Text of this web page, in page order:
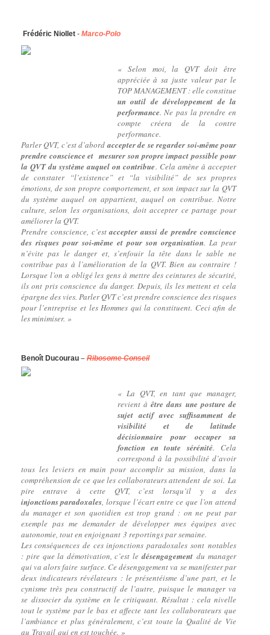
Frédéric Niollet- Marco-Polo
« Selon moi, la QVT doit être
appréciée à sa juste valeur par le
TOP MANAGEMENT : elle constitue
un outil de développement de la
performance. Ne pas la prendre en
compte créera de la contre
performance.
Parler QVT, c’est d’abordaccepter de se regarder soi-même pour
prendre conscience et mesurer son propre impact possible pour
la QVT du système auquel on contribue. Cela amène à accepter
de constater “l’existence” et “la visibilité” de ses propres
émotions, de son propre comportement, et son impact sur la QVT
du système auquel on appartient, auquel on contribue. Notre
culture, selon les organisations, doit accepter ce partage pour
améliorer la QVT.
Prendre conscience, c’estaccepter aussi de prendre conscience
des risques pour soi-même et pour son organisation. La peur
n’évite pas le danger et, s’enfouir la tête dans le sable ne
contribue pas à l’amélioration de la QVT. Bien au contraire !
Lorsque l’on a obligé les gens à mettre des ceintures de sécurité,
ils ont pris conscience du danger. Depuis, ils les mettent et cela
épargne des vies. Parler QVT c’est prendre conscience des risques
pour l’entreprise et les Hommes qui la constituent. Ceci afin de
les minimiser. »
Benoît Ducourau –Ribosome Conseil
« La QVT, en tant que manager,
revient àêtre dans une posture de
sujet actif avec suffisamment de
visibilité et de latitude
décisionnaire pour occuper sa
fonction en toute sérénité. Cela
correspond à la possibilité d’avoir
tous les leviers en main pour accomplir sa mission, dans la
compréhension de ce que les collaborateurs attendent de soi. La
pire entrave à cette QVT, c’est lorsqu’il y a des
injonctions paradoxales, lorsque l’écart entre ce que l’on attend
du manager et son quotidien est trop grand : on ne peut par
exemple pas me demander de développer mes équipes avec
autonomie, tout en enjoignant 3 reportings par semaine.
Les conséquences de ces injonctions paradoxales sont notables
: pire que la démotivation, c’est ledésengagement du manager
qui va alors faire surface. Ce désengagement va se manifester par
deux indicateurs révélateurs : le présentéisme d’une part, et le
cynisme très peu constructif de l’autre, puisque le manager va
se dissocier du système en le critiquant. Résultat : cela nivelle
tout le système par le bas et affecte tant les collaborateurs que
l’ambiance et plus généralement, c’est toute la Qualité de Vie
au Travail qui en est touchée. »